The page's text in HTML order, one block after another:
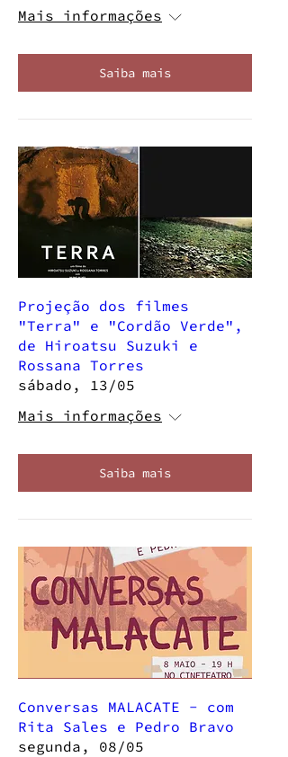
Mais informações
Saiba mais
Projeção dos filmes
"Terra" e "Cordão Verde",
de Hiroatsu Suzuki e
Rossana Torres
sábado, 13/05
Mais informações
Saiba mais
Conversas MALACATE - com
Rita Sales e Pedro Bravo
segunda, 08/05